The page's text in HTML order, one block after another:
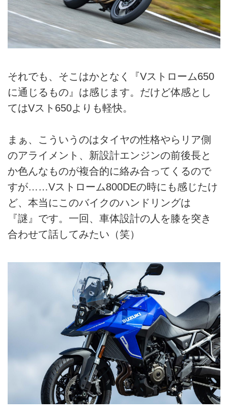
それでも、そこはかとなく『Vストローム650
に通じるもの』は感じます。だけど体感とし
てはVスト650よりも軽快。
まぁ、こういうのはタイヤの性格やらリア側
のアライメント、新設計エンジンの前後長と
か色んなものが複合的に絡み合ってくるので
すが……Vストローム800DEの時にも感じたけ
ど、本当にこのバイクのハンドリングは
『謎』です。一回、車体設計の人を膝を突き
合わせて話してみたい（笑）